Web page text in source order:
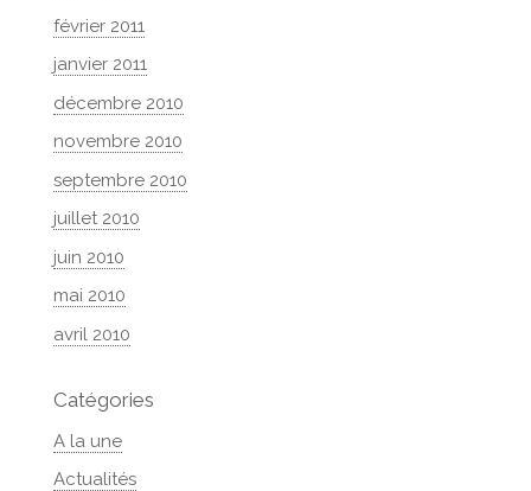
février 2011
janvier 2011
décembre 2010
novembre 2010
septembre 2010
juillet 2010
juin 2010
mai 2010
avril 2010
Catégories
A la une
Actualités